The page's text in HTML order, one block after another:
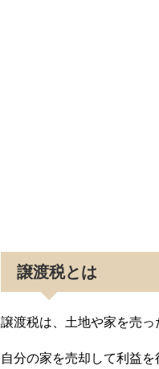
譲渡税とは
譲渡税は、土地や家を売っ
自分の家を売却して利益